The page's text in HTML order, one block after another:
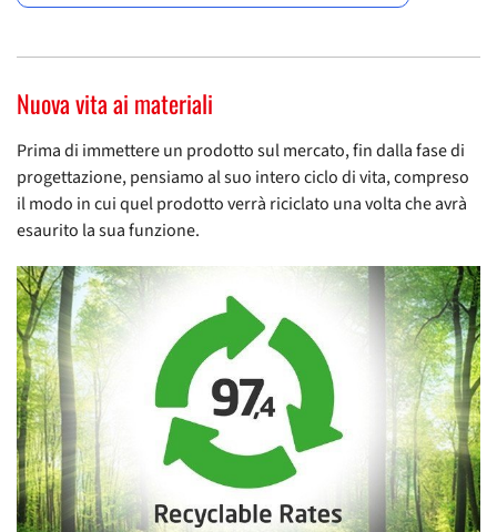
Nuova vita ai materiali
Prima di immettere un prodotto sul mercato, fin dalla fase di
progettazione, pensiamo al suo intero ciclo di vita, compreso
il modo in cui quel prodotto verrà riciclato una volta che avrà
esaurito la sua funzione.